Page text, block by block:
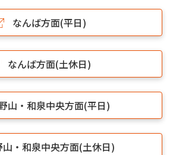
なんば方面(平日)
なんば方面(土休日)
山・和泉中央方面(平日)
山・和泉中央方面(土休日)